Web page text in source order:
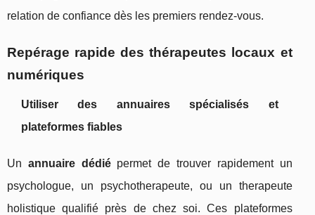
relation de confiance dès les premiers rendez-vous.
Repérage rapide des thérapeutes locaux et
numériques
Utiliser des annuaires spécialisés et
plateformes fiables
Un annuaire dédiépermet de trouver rapidement un
psychologue, un psychotherapeute, ou un therapeute
holistique qualifié près de chez soi. Ces plateformes